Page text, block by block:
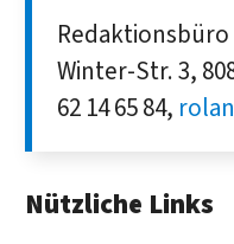
Winter-Str. 3,
62 14 65 84,
Nützliche Links